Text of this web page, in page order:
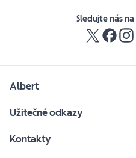
Sledujte nás
Albert
Užitečné odkazy
Kontakty